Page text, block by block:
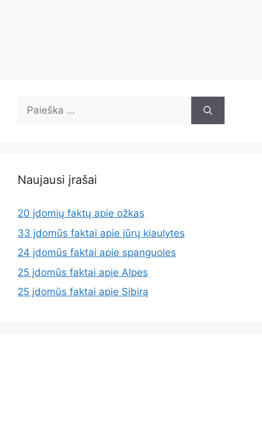
Ieškoti:
Naujausi įrašai
20 įdomių faktų apie ožkas
33 įdomūs faktai apie jūrų kiaulytes
24 įdomūs faktai apie spanguoles
25 įdomūs faktai apie Alpes
25 įdomūs faktai apie Sibirą